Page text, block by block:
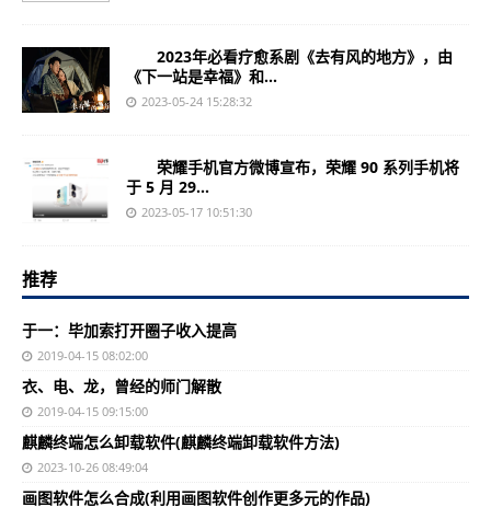
2023年必看疗愈系剧《去有风的地方》，由
《下一站是幸福》和...
2023-05-24 15:28:32
荣耀手机官方微博宣布，荣耀 90 系列手机将
于 5 月 29...
2023-05-17 10:51:30
推荐
于一：毕加索打开圈子收入提高
2019-04-15 08:02:00
衣、电、龙，曾经的师门解散
2019-04-15 09:15:00
麒麟终端怎么卸载软件(麒麟终端卸载软件方法)
2023-10-26 08:49:04
画图软件怎么合成(利用画图软件创作更多元的作品)